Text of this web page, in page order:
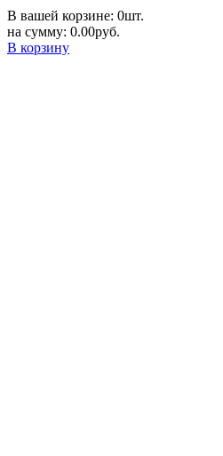
В вашей корзине: 0шт.
на сумму: 0.00руб.
В корзину